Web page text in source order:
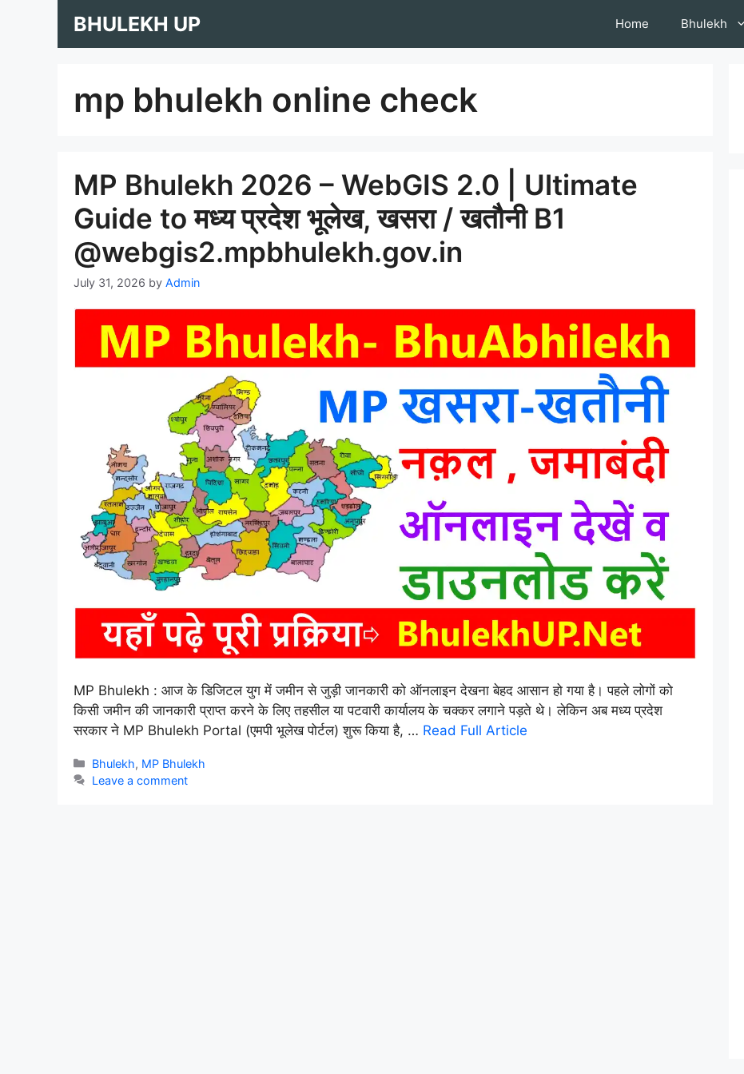
BHULEKH UP Home Bhulekh
mp bhulekh online check
MP Bhulekh 2026 – WebGIS 2.0 | Ultimate
Guide to मध्य प्रदेश भूलेख, खसरा / खतौनी B1
@webgis2.mpbhulekh.gov.in
July 31, 2026 by Admin
MP Bhulekh : आज के डिजिटल युग में जमीन से जुड़ी जानकारी को ऑनलाइन देखना बेहद आसान हो गया है। पहले लोगों को
किसी जमीन की जानकारी प्राप्त करने के लिए तहसील या पटवारी कार्यालय के चक्कर लगाने पड़ते थे। लेकिन अब मध्य प्रदेश
सरकार ने MP Bhulekh Portal (एमपी भूलेख पोर्टल) शुरू किया है, … Read Full Article
Categories
Bhulekh, MP Bhulekh
Leave a comment